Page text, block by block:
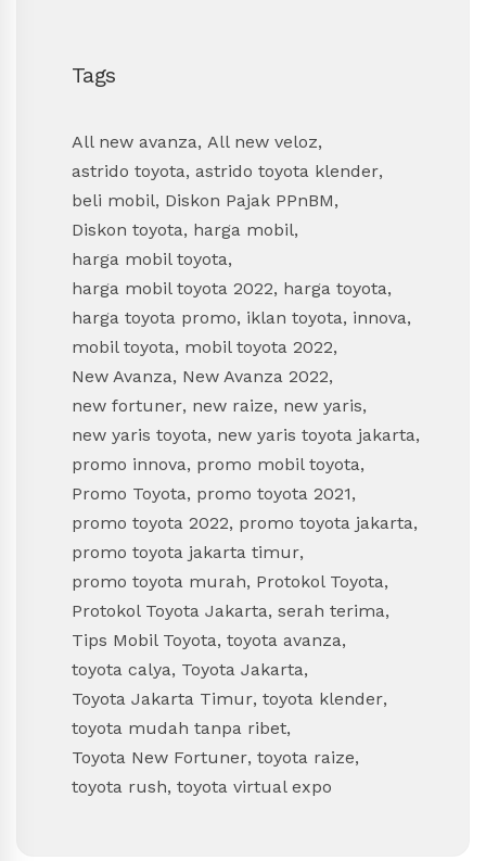
Tags
All new avanza, All new veloz,
astrido toyota, astrido toyota klender,
beli mobil, Diskon Pajak PPnBM,
Diskon toyota, harga mobil,
harga mobil toyota,
harga mobil toyota 2022, harga toyota,
harga toyota promo, iklan toyota, innova,
mobil toyota, mobil toyota 2022,
New Avanza, New Avanza 2022,
new fortuner, new raize, new yaris,
new yaris toyota, new yaris toyota jakarta,
promo innova, promo mobil toyota,
Promo Toyota, promo toyota 2021,
promo toyota 2022, promo toyota jakarta,
promo toyota jakarta timur,
promo toyota murah, Protokol Toyota,
Protokol Toyota Jakarta, serah terima,
Tips Mobil Toyota, toyota avanza,
toyota calya, Toyota Jakarta,
Toyota Jakarta Timur, toyota klender,
toyota mudah tanpa ribet,
Toyota New Fortuner, toyota raize,
toyota rush, toyota virtual expo